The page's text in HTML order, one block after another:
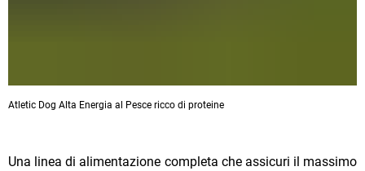
Atletic Dog Alta Energia al Pesce ricco di proteine
Una linea di alimentazione completa che assicuri il massimo